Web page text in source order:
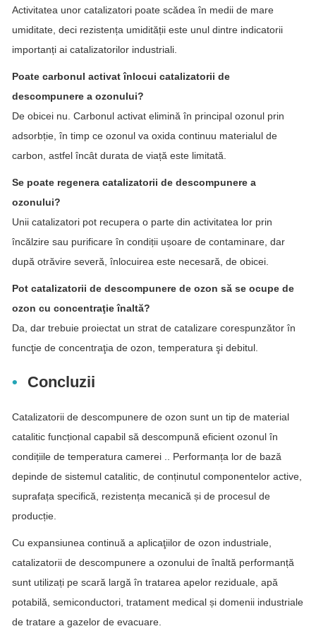
Activitatea unor catalizatori poate scădea în medii de mare
umiditate, deci rezistența umidității este unul dintre indicatorii
importanți ai catalizatorilor industriali.
Poate carbonul activat înlocui catalizatorii de
descompunere a ozonului?
De obicei nu. Carbonul activat elimină în principal ozonul prin
adsorbție, în timp ce ozonul va oxida continuu materialul de
carbon, astfel încât durata de viață este limitată.
Se poate regenera catalizatorii de descompunere a
ozonului?
Unii catalizatori pot recupera o parte din activitatea lor prin
încălzire sau purificare în condiții ușoare de contaminare, dar
după otrăvire severă, înlocuirea este necesară, de obicei.
Pot catalizatorii de descompunere de ozon să se ocupe de
ozon cu concentraţie înaltă?
Da, dar trebuie proiectat un strat de catalizare corespunzător în
funcţie de concentraţia de ozon, temperatura şi debitul.
Concluzii
Catalizatorii de descompunere de ozon sunt un tip de material
catalitic funcțional capabil să descompună eficient ozonul în
condițiile de temperatura camerei .. Performanța lor de bază
depinde de sistemul catalitic, de conținutul componentelor active,
suprafața specifică, rezistența mecanică și de procesul de
producție.
Cu expansiunea continuă a aplicaţiilor de ozon industriale,
catalizatorii de descompunere a ozonului de înaltă performanță
sunt utilizați pe scară largă în tratarea apelor reziduale, apă
potabilă, semiconductori, tratament medical și domenii industriale
de tratare a gazelor de evacuare.